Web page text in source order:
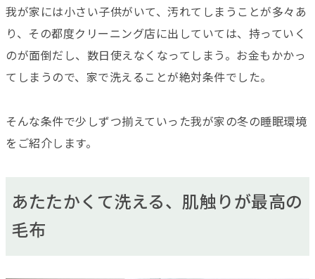
我が家には小さい子供がいて、汚れてしまうことが多々あ
り、その都度クリーニング店に出していては、持っていく
のが面倒だし、数日使えなくなってしまう。お金もかかっ
てしまうので、家で洗えることが絶対条件でした。
そんな条件で少しずつ揃えていった我が家の冬の睡眠環境
をご紹介します。
あたたかくて洗える、肌触りが最高の
毛布